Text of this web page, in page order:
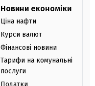
Новини економіки
Ціна нафти
Курси валют
Фінансові новини
Тарифи на комунальні
послуги